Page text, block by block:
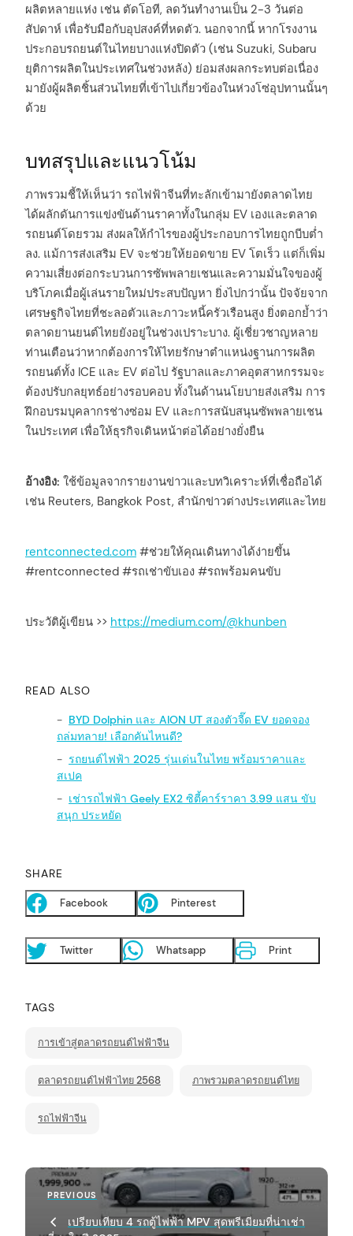
ผลิตหลายแห่ง เช่น ตัดโอที, ลดวันทำงานเป็น 2-3 วันต่อ
สัปดาห์ เพื่อรับมือกับอุปสงค์ที่หดตัว. นอกจากนี้ หากโรงงาน
ประกอบรถยนต์ในไทยบางแห่งปิดตัว (เช่น Suzuki, Subaru
ยุติการผลิตในประเทศในช่วงหลัง) ย่อมส่งผลกระทบต่อเนื่อง
มายังผู้ผลิตชิ้นส่วนไทยที่เข้าไปเกี่ยวข้องในห่วงโซ่อุปทานนั้นๆ
ด้วย
บทสรุปและแนวโน้ม
ภาพรวมชี้ให้เห็นว่า รถไฟฟ้าจีนที่ทะลักเข้ามายังตลาดไทย
ได้ผลักดันการแข่งขันด้านราคาทั้งในกลุ่ม EV เองและตลาด
รถยนต์โดยรวม ส่งผลให้กำไรของผู้ประกอบการไทยถูกบีบต่ำ
ลง. แม้การส่งเสริม EV จะช่วยให้ยอดขาย EV โตเร็ว แต่ก็เพิ่ม
ความเสี่ยงต่อกระบวนการซัพพลายเชนและความมั่นใจของผู้
บริโภคเมื่อผู้เล่นรายใหม่ประสบปัญหา ยิ่งไปกว่านั้น ปัจจัยจาก
เศรษฐกิจไทยที่ชะลอตัวและภาวะหนี้ครัวเรือนสูง ยิ่งตอกย้ำว่า
ตลาดยานยนต์ไทยยังอยู่ในช่วงเปราะบาง. ผู้เชี่ยวชาญหลาย
ท่านเตือนว่าหากต้องการให้ไทยรักษาตำแหน่งฐานการผลิต
รถยนต์ทั้ง ICE และ EV ต่อไป รัฐบาลและภาคอุตสาหกรรมจะ
ต้องปรับกลยุทธ์อย่างรอบคอบ ทั้งในด้านนโยบายส่งเสริม การ
ฝึกอบรมบุคลากรช่างซ่อม EV และการสนับสนุนซัพพลายเชน
ในประเทศ เพื่อให้ธุรกิจเดินหน้าต่อได้อย่างยั่งยืน
อ้างอิง: ใช้ข้อมูลจากรายงานข่าวและบทวิเคราะห์ที่เชื่อถือได้
เช่น Reuters, Bangkok Post, สำนักข่าวต่างประเทศและไทย
rentconnected.com #ช่วยให้คุณเดินทางได้ง่ายขึ้น
#rentconnected #รถเช่าขับเอง #รถพร้อมคนขับ
ประวัติผู้เขียน >> https://medium.com/@khunben
READ ALSO
BYD Dolphin และ AION UT สองตัวจี๊ด EV ยอดจอง
ถล่มทลาย! เลือกคันไหนดี?
รถยนต์ไฟฟ้า 2025 รุ่นเด่นในไทย พร้อมราคาและ
สเปค
เช่ารถไฟฟ้า Geely EX2 ซิตี้คาร์ราคา 3.99 แสน ขับ
สนุก ประหยัด
SHARE
Facebook Pinterest
Twitter Whatsapp Print
TAGS
การเข้าสู่ตลาดรถยนต์ไฟฟ้าจีน
ตลาดรถยนต์ไฟฟ้าไทย 2568 ภาพรวมตลาดรถยนต์ไทย
รถไฟฟ้าจีน
P
Previous
PREVIOUS
เปรียบเทียบ 4 รถตู้ไฟฟ้า MPV สุดพรีเมียมที่น่าเช่า